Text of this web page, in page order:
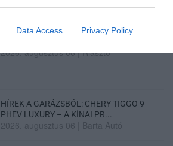
Data Access Privacy Policy
KÉT AUTÓ ÜTKÖZÖTT BOGÁCSON, A
2026. augusztus 06|Riasztó
HÍREK A GARÁZSBÓL: CHERY TIGGO 9
PHEV LUXURY – A KÍNAI PR...
2026. augusztus 06 Barta Autó